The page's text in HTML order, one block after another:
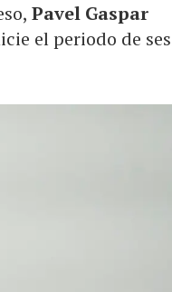
Pavel Gaspar
el periodo de